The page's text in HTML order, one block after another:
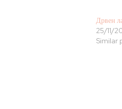
Дрвен
25/11/
Similar